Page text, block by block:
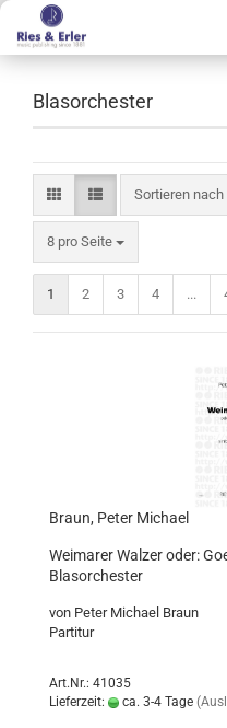
Blasorchester
Sortieren nach
8 pro Seite
1 2 3 4 ...
Braun, Peter Michael
Weimarer Walzer oder:
Blasorchester
von Peter Michael Braun
Partitur
Art.Nr.: 41035
Lieferzeit:
ca. 3-4 Tage